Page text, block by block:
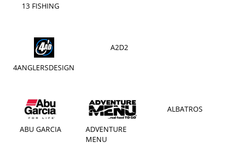
13 FISHING
4ANGLERSDESIGN
A2D2
ABU GARCIA
ADVENTURE
MENU
ALBATROS